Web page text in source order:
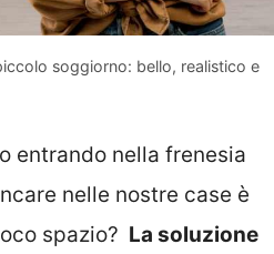
soggiorno: bello, realistico e
entrando nella frenesia
nelle nostre case è
spazio? La soluzione